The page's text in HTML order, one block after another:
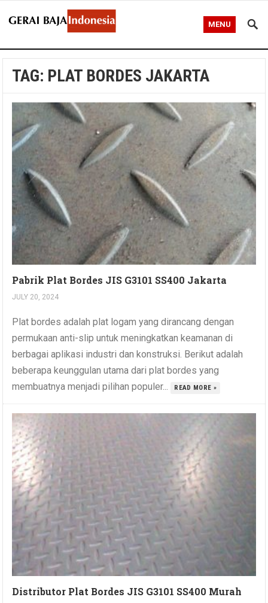
MENU
TAG: PLAT BORDES JAKARTA
Pabrik Plat Bordes JIS G3101 SS400 Jakarta
JULY 20, 2024
Plat bordes adalah plat logam yang dirancang dengan
permukaan anti-slip untuk meningkatkan keamanan di
berbagai aplikasi industri dan konstruksi. Berikut adalah
beberapa keunggulan utama dari plat bordes yang
membuatnya menjadi pilihan populer...
READ MORE »
Distributor Plat Bordes JIS G3101 SS400 Murah